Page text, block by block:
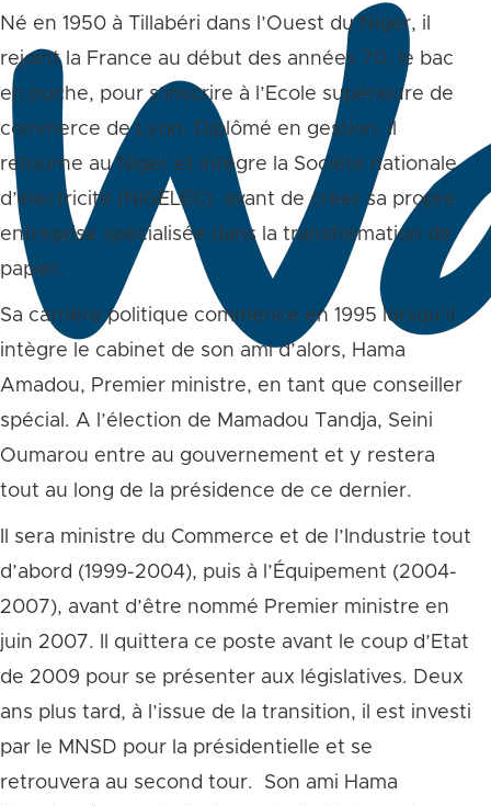
Né en 1950 à Tillabéri dans l’Ouest du Niger, il
rejoint la France au début des années 70, le bac
en poche, pour s’inscrire à l’Ecole supérieure de
commerce de Lyon. Diplômé en gestion, il
retourne au Niger et intègre la Société nationale
d’électricité (NIGELEC) avant de créer sa propre
entreprise spécialisée dans la transformation de
papier.
Sa carrière politique commence en 1995 lorsqu’il
intègre le cabinet de son ami d’alors, Hama
Amadou, Premier ministre, en tant que conseiller
spécial. A l’élection de Mamadou Tandja, Seini
Oumarou entre au gouvernement et y restera
tout au long de la présidence de ce dernier.
Il sera ministre du Commerce et de l’Industrie tout
d’abord (1999-2004), puis à l’Équipement (2004-
2007), avant d’être nommé Premier ministre en
juin 2007. Il quittera ce poste avant le coup d’Etat
de 2009 pour se présenter aux législatives. Deux
ans plus tard, à l’issue de la transition, il est investi
par le MNSD pour la présidentielle et se
retrouvera au second tour. Son ami Hama